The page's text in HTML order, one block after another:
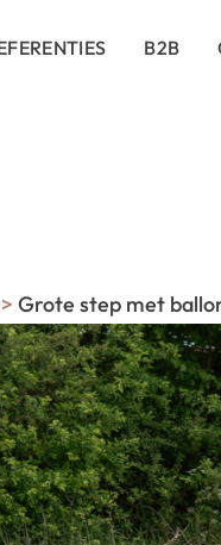
B2B
> Grote step met